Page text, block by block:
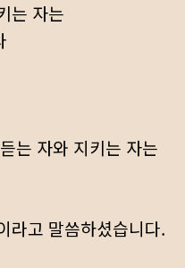
는 자는
는 자와 지키는 자는
라고 말씀하셨습니다.